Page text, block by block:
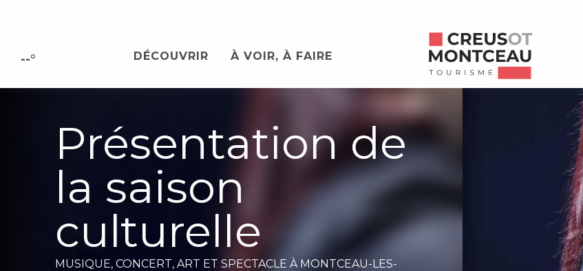
principal
--° DÉCOUVRIR À VOIR, À FAIRE
Présentation de
la saison
culturelle
MUSIQUE, CONCERT, ART ET SPECTACLE À MONTCEAU-LES-